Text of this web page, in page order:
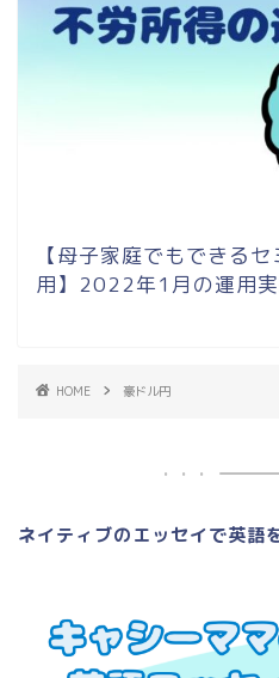
【母子家庭でもできる
用】2022年1月の運用
HOME 豪ドル円
ネイティブのエッセイで英語